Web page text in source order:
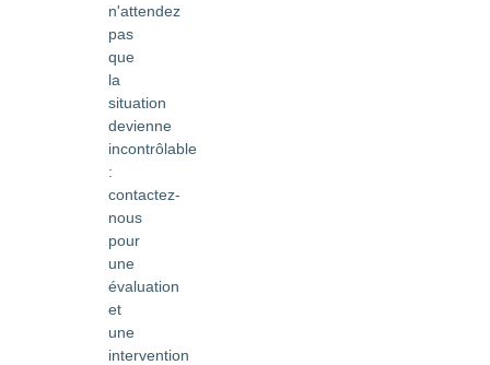
n'attendez
pas
que
la
situation
devienne
incontrôlable
:
contactez-
nous
pour
une
évaluation
et
une
intervention